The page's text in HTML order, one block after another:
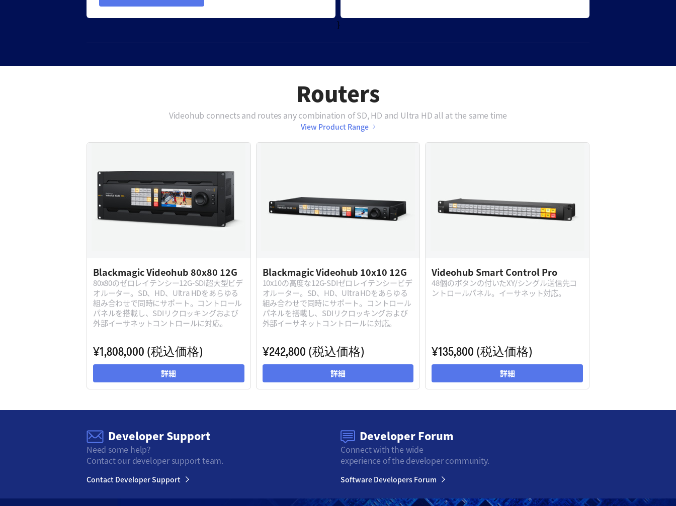
}
Routers
Videohub connects and routes any combination of SD, HD and Ultra HD all at the same time
View Product Range
Blackmagic Videohub 80x80 12G
80x80のゼロレイテンシー12G-SDI超大型ビデ
オルーター。SD、HD、Ultra HDをあらゆる
組み合わせで同時にサポート。コントロール
パネルを搭載し、SDIリクロッキングおよび
外部イーサネットコントロールに対応。
¥1,808,000 (税込価格)
詳細
Blackmagic Videohub 10x10 12G
10x10の高度な12G-SDIゼロレイテンシービデ
オルーター。SD、HD、Ultra HDをあらゆる
組み合わせで同時にサポート。コントロール
パネルを搭載し、SDIリクロッキングおよび
外部イーサネットコントロールに対応。
¥242,800 (税込価格)
詳細
Videohub Smart Control Pro
48個のボタンの付いたXY/シングル送信先コ
ントロールパネル。イーサネット対応。
¥135,800 (税込価格)
詳細
Developer Support
Need some help?
Contact our developer support team.
Contact Developer Support
Developer Forum
Connect with the wide
experience of the developer community.
Software Developers Forum